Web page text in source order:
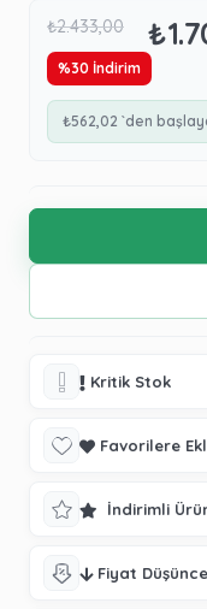
₺2.433,00
%30 İndirim
₺562,02 `den
Kritik Stok
Favorilere
İndirimli
Fiyat